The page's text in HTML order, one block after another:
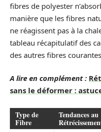
fibres de polyester
manière que les fibres
ne réagissent pas à la
tableau récapitulatif des
des autres fibres
A lire en complément :
sans le déformer :
Type de
Fibre
Tendances au